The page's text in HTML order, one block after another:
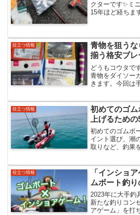
クターです✨ミ
15年ほど経ちま
れが役に立つよ
も行かないし、
役立つ情報
青物を狙う
揃う格安ブ
どうもコウタで
青物をダイソー
きます。今回は
系です。使用す
で、フック以外
役立つ情報
初めてのゴ
上げるため
初めてのゴムボ
イント選び、潮
取りなど、釣果
役立つ情報
「インショ
ムボート釣り
2023年に大手釣
新たな釣りコン
アゲーム」を打